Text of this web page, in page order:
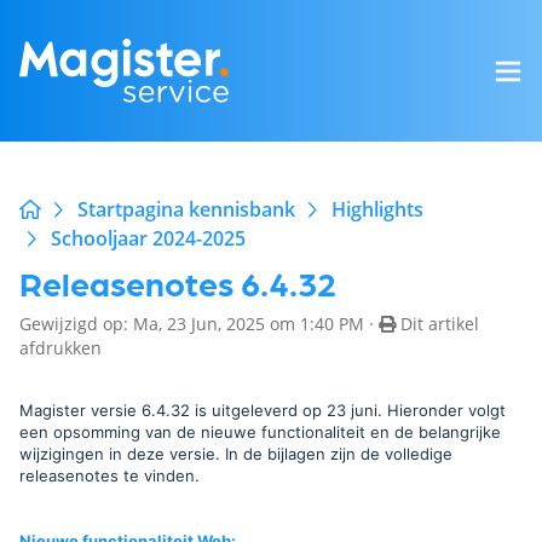
Startpagina kennisbank
Highlights
Schooljaar 2024-2025
Releasenotes 6.4.32
Gewijzigd op: Ma, 23 Jun, 2025 om 1:40 PM ·
Dit artikel
afdrukken
Magister versie 6.4.32 is uitgeleverd op 23 juni. Hieronder volgt
een opsomming van de nieuwe functionaliteit en de belangrijke
wijzigingen in deze versie. In de bijlagen zijn de volledige
releasenotes te vinden.